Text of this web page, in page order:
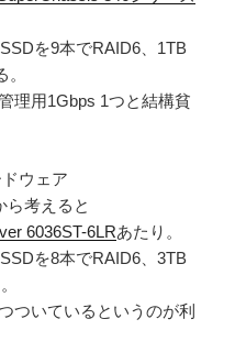
を9本でRAID6、1TB
理用1Gbps 1つと結構貧
ウェア
ら考えると
6036ST-6LRあたり。
を8本でRAID6、3TB
ついているというのが利